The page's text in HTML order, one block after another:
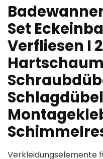
Set
Verfliesen I
Schlagdübel
Verkleidungselemente